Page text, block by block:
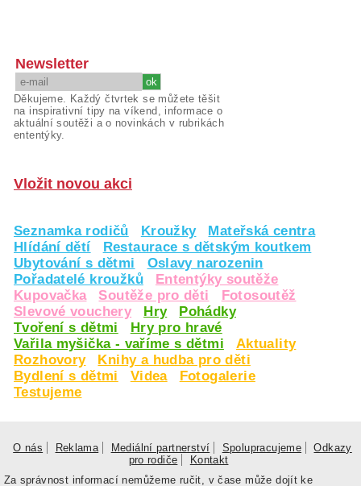
Newsletter
Děkujeme. Každý čtvrtek se můžete těšit
na inspirativní tipy na víkend, informace o
aktuální soutěži a o novinkách v rubrikách
ententýky.
Vložit novou akci
Seznamka rodičů Kroužky
Mateřská centra
Hlídání dětí
Restaurace s dětským koutkem
Ubytování s dětmi
Oslavy narozenin
Pořadatelé kroužků
Ententýky soutěže
Kupovačka
Soutěže pro děti
Fotosoutěž
Slevové vouchery
Hry
Pohádky
Tvoření s dětmi
Hry pro hravé
Vařila myšička - vaříme s dětmi
Aktuality
Rozhovory
Knihy a hudba pro děti
Bydlení s dětmi
Videa
Fotogalerie
Testujeme
O nás Reklama Mediální partnerství Spolupracujeme
Odkazy
pro rodiče
Kontakt
Za správnost informací nemůžeme ručit, v čase může dojít ke